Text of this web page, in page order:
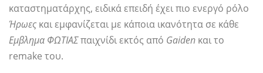
καταστηματάρχης, ειδικά επειδή έχει πιο ενεργό ρόλο
Ήρωες και εμφανίζεται με κάποια ικανότητα σε κάθε
Εμβλημα ΦΩΤΙΑΣπαιχνίδι εκτός από Gaiden και το
remake του.